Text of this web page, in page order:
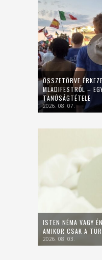
ÖSSZETÖRVE
MLADIFESTRŐL –
TANÚSÁGTÉTELE
2026. 08. 07.
ISTEN NÉMA VAGY
AMIKOR CSAK A
2026. 08. 03.